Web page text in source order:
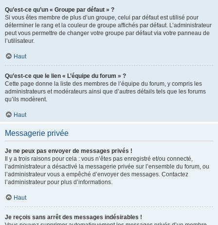
Qu’est-ce qu’un « Groupe par défaut » ?
Si vous êtes membre de plus d’un groupe, celui par défaut est utilisé pour
déterminer le rang et la couleur de groupe affichés par défaut. L’administrateur
peut vous permettre de changer votre groupe par défaut via votre panneau de
l’utilisateur.
Haut
Qu’est-ce que le lien « L’équipe du forum » ?
Cette page donne la liste des membres de l’équipe du forum, y compris les
administrateurs et modérateurs ainsi que d’autres détails tels que les forums
qu’ils modèrent.
Haut
Messagerie privée
Je ne peux pas envoyer de messages privés !
Il y a trois raisons pour cela : vous n’êtes pas enregistré et/ou connecté,
l’administrateur a désactivé la messagerie privée sur l’ensemble du forum, ou
l’administrateur vous a empêché d’envoyer des messages. Contactez
l’administrateur pour plus d’informations.
Haut
Je reçois sans arrêt des messages indésirables !